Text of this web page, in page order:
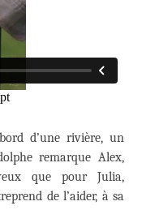
d’une rivière, un
remarque Alex,
que pour Julia,
de l’aider, à sa